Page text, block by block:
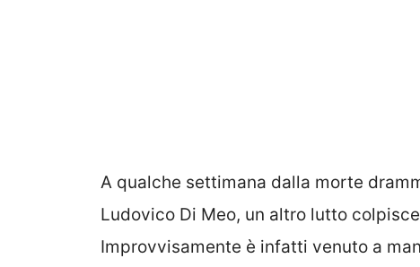
A qualche settimana dalla morte
Ludovico Di Meo, un altro lutto
Improvvisamente è infatti venuto a